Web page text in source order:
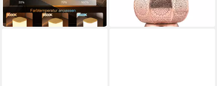
-70%
in 2-3 Werktagen bei dir in 2-3 Werktagen bei dir